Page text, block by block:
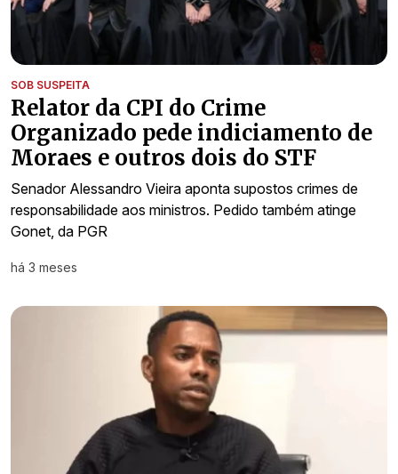
SOB SUSPEITA
Relator da CPI do Crime
Organizado pede indiciamento de
Moraes e outros dois do STF
Senador Alessandro Vieira aponta supostos crimes de
responsabilidade aos ministros. Pedido também atinge
Gonet, da PGR
há 3 meses